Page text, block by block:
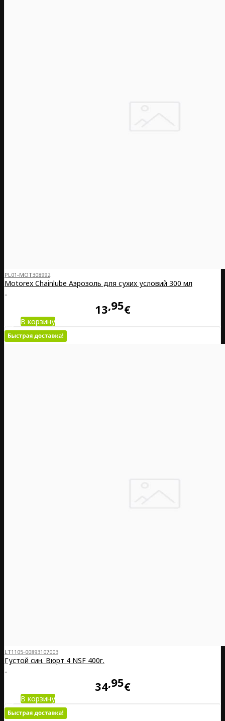
PL01-MOT308992
Motorex Chainlube Аэрозоль для сухих условий 300 мл
..
13 95€
В корзину
LT1105-00893107003
Густой син. Вюрт 4 NSF 400г.
..
34 95€
В корзину